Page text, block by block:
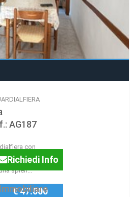
AG187
con
in
splen...
Richiedi Info
€ 47.000